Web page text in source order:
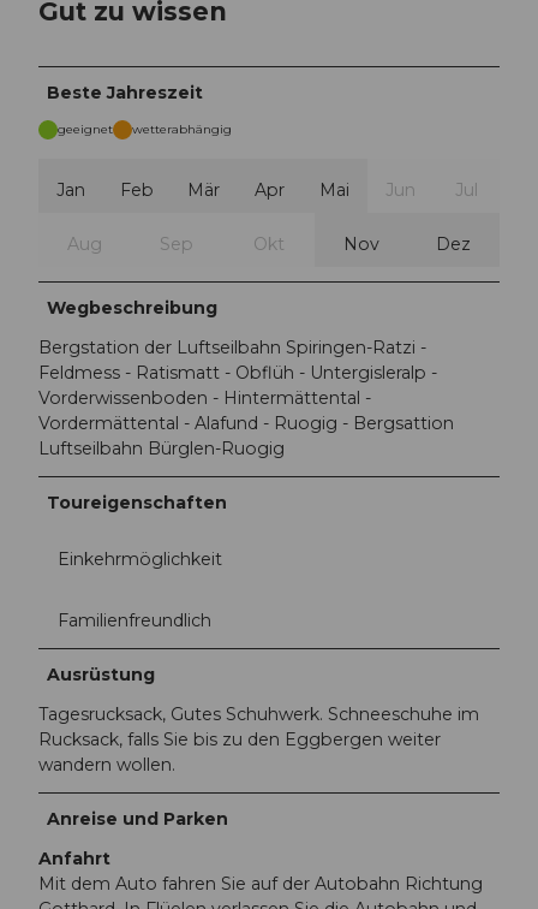
Gut zu wissen
Beste Jahreszeit
geeignet wetterabhängig
Jan Feb Mär Apr Mai Jun Jul
Aug Sep Okt Nov Dez
Wegbeschreibung
Bergstation der Luftseilbahn Spiringen-Ratzi -
Feldmess - Ratismatt - Obflüh - Untergisleralp -
Vorderwissenboden - Hintermättental -
Vordermättental - Alafund - Ruogig - Bergsattion
Luftseilbahn Bürglen-Ruogig
Toureigenschaften
Einkehrmöglichkeit
Familienfreundlich
Ausrüstung
Tagesrucksack, Gutes Schuhwerk. Schneeschuhe im
Rucksack, falls Sie bis zu den Eggbergen weiter
wandern wollen.
Anreise und Parken
Anfahrt
Mit dem Auto fahren Sie auf der Autobahn Richtung